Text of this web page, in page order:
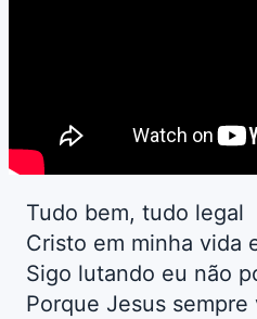
Tudo bem, tudo legal
Cristo em minha vida
Sigo lutando eu não
Porque Jesus sempre